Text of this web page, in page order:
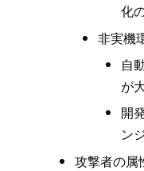
化
非実機
自
が
開
ン
攻撃者の属